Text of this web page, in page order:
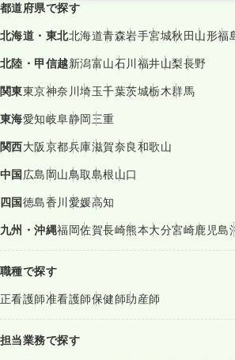
都道府県で探す
北海道・東北北海道青森岩手宮城秋田山形福
北陸・甲信越新潟富山石川福井山梨長野
関東東京神奈川埼玉千葉茨城栃木群馬
東海愛知岐阜静岡三重
関西大阪京都兵庫滋賀奈良和歌山
中国広島岡山鳥取島根山口
四国徳島香川愛媛高知
九州・沖縄福岡佐賀長崎熊本大分宮崎鹿児島
職種で探す
正看護師准看護師保健師助産師
担当業務で探す